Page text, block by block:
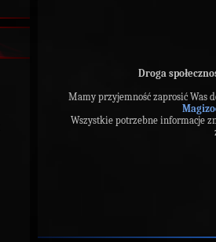
Droga
Mamy przyjemność zaprosić Was
Wszystkie potrzebne informacje